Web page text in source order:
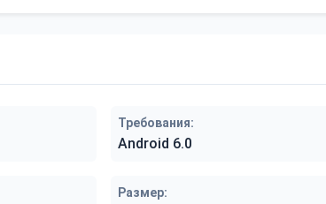
Требования:
Android 6.0
Размер: